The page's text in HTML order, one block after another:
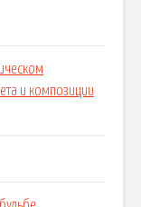
и композиции